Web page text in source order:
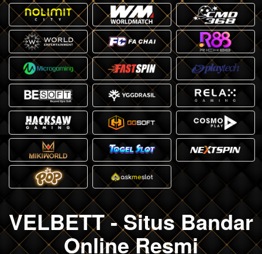
VELBETT - Situs Bandar
Online Resmi